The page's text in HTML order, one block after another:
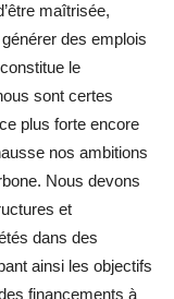
maîtrisée,
générer des emplois
le
sont certes
plus forte encore
nos ambitions
Nous devons
et
dans des
ainsi les objectifs
financements à